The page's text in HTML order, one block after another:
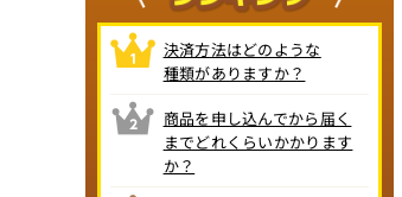
決済方法はどのような
種類がありますか？
商品を申し込んでから届く
までどれくらいかかります
か？